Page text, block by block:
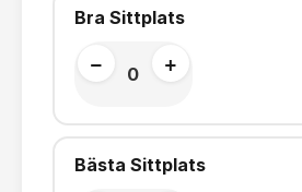
Bra Sittplats
− 0 +
Bästa Sittplats